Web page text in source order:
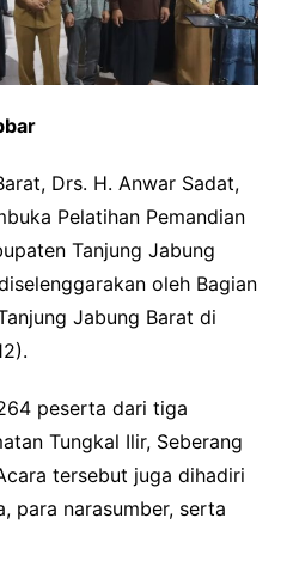
Drs. H. Anwar Sadat,
Pelatihan Pemandian
Tanjung Jabung
oleh Bagian
Jabung Barat di
peserta dari tiga
Tungkal Ilir, Seberang
tersebut juga dihadiri
para narasumber, serta